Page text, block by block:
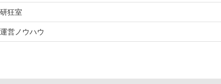
研狂室
運営ノウハウ